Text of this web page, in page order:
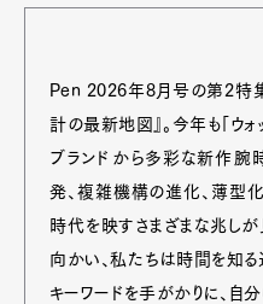
Pen 2026年8月号の第2特集
計の最新地図』。今年も「ウォ
ブランドから多彩な新作腕
発、複雑機構の進化、薄型
時代を映すさまざまな兆し
向かい、私たちは時間を知
キーワードを手がかりに、自